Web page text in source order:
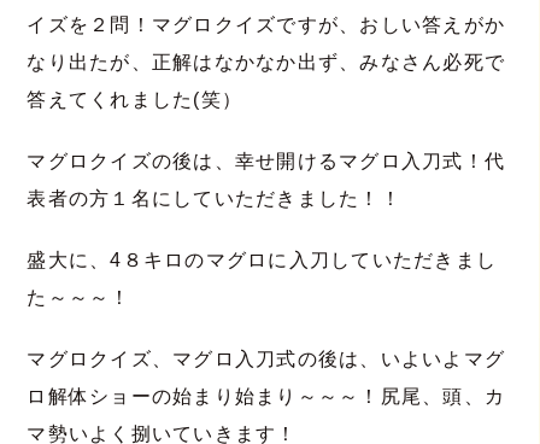
イズを２問！マグロクイズですが、おしい答えがか
なり出たが、正解はなかなか出ず、みなさん必死で
答えてくれました(笑）
マグロクイズの後は、幸せ開けるマグロ入刀式！代
表者の方１名にしていただきました！！
盛大に、4８キロのマグロに入刀していただきまし
た～～～！
マグロクイズ、マグロ入刀式の後は、いよいよマグ
ロ解体ショーの始まり始まり～～～！尻尾、頭、カ
マ勢いよく捌いていきます！